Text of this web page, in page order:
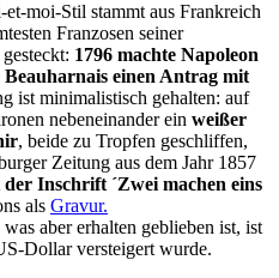
moi-Stil stammt aus Frankreich
Franzosen seiner
1796 machte Napoleon
Beauharnais einen Antrag mit
ist minimalistisch gehalten: auf
nebeneinander ein weißer
, beide zu Tropfen geschliffen,
Zeitung aus dem Jahr 1857
Inschrift ´Zwei machen eins
als Gravur.
aber erhalten geblieben ist, ist
Dollar versteigert wurde.